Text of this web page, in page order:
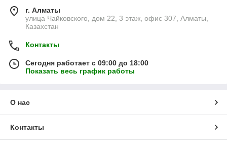
г. Алматы
улица Чайковского, дом 22, 3 этаж, офис 307, Алматы,
Казахстан
Контакты
Сегодня работает с 09:00 до 18:00
Показать весь график работы
О нас
Контакты